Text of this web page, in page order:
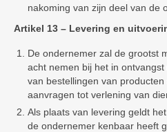
nakoming van zijn deel van de
Artikel 13 – Levering en
De ondernemer zal de grootst
acht nemen bij het in
van bestellingen van
aanvragen tot verlening van
Als plaats van levering geldt
de ondernemer kenbaar heeft